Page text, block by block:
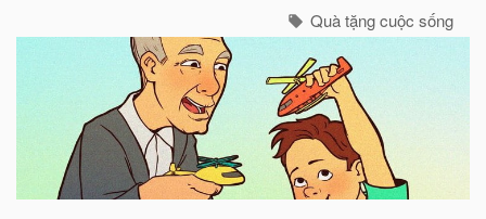
Quà tặng cuộc sống